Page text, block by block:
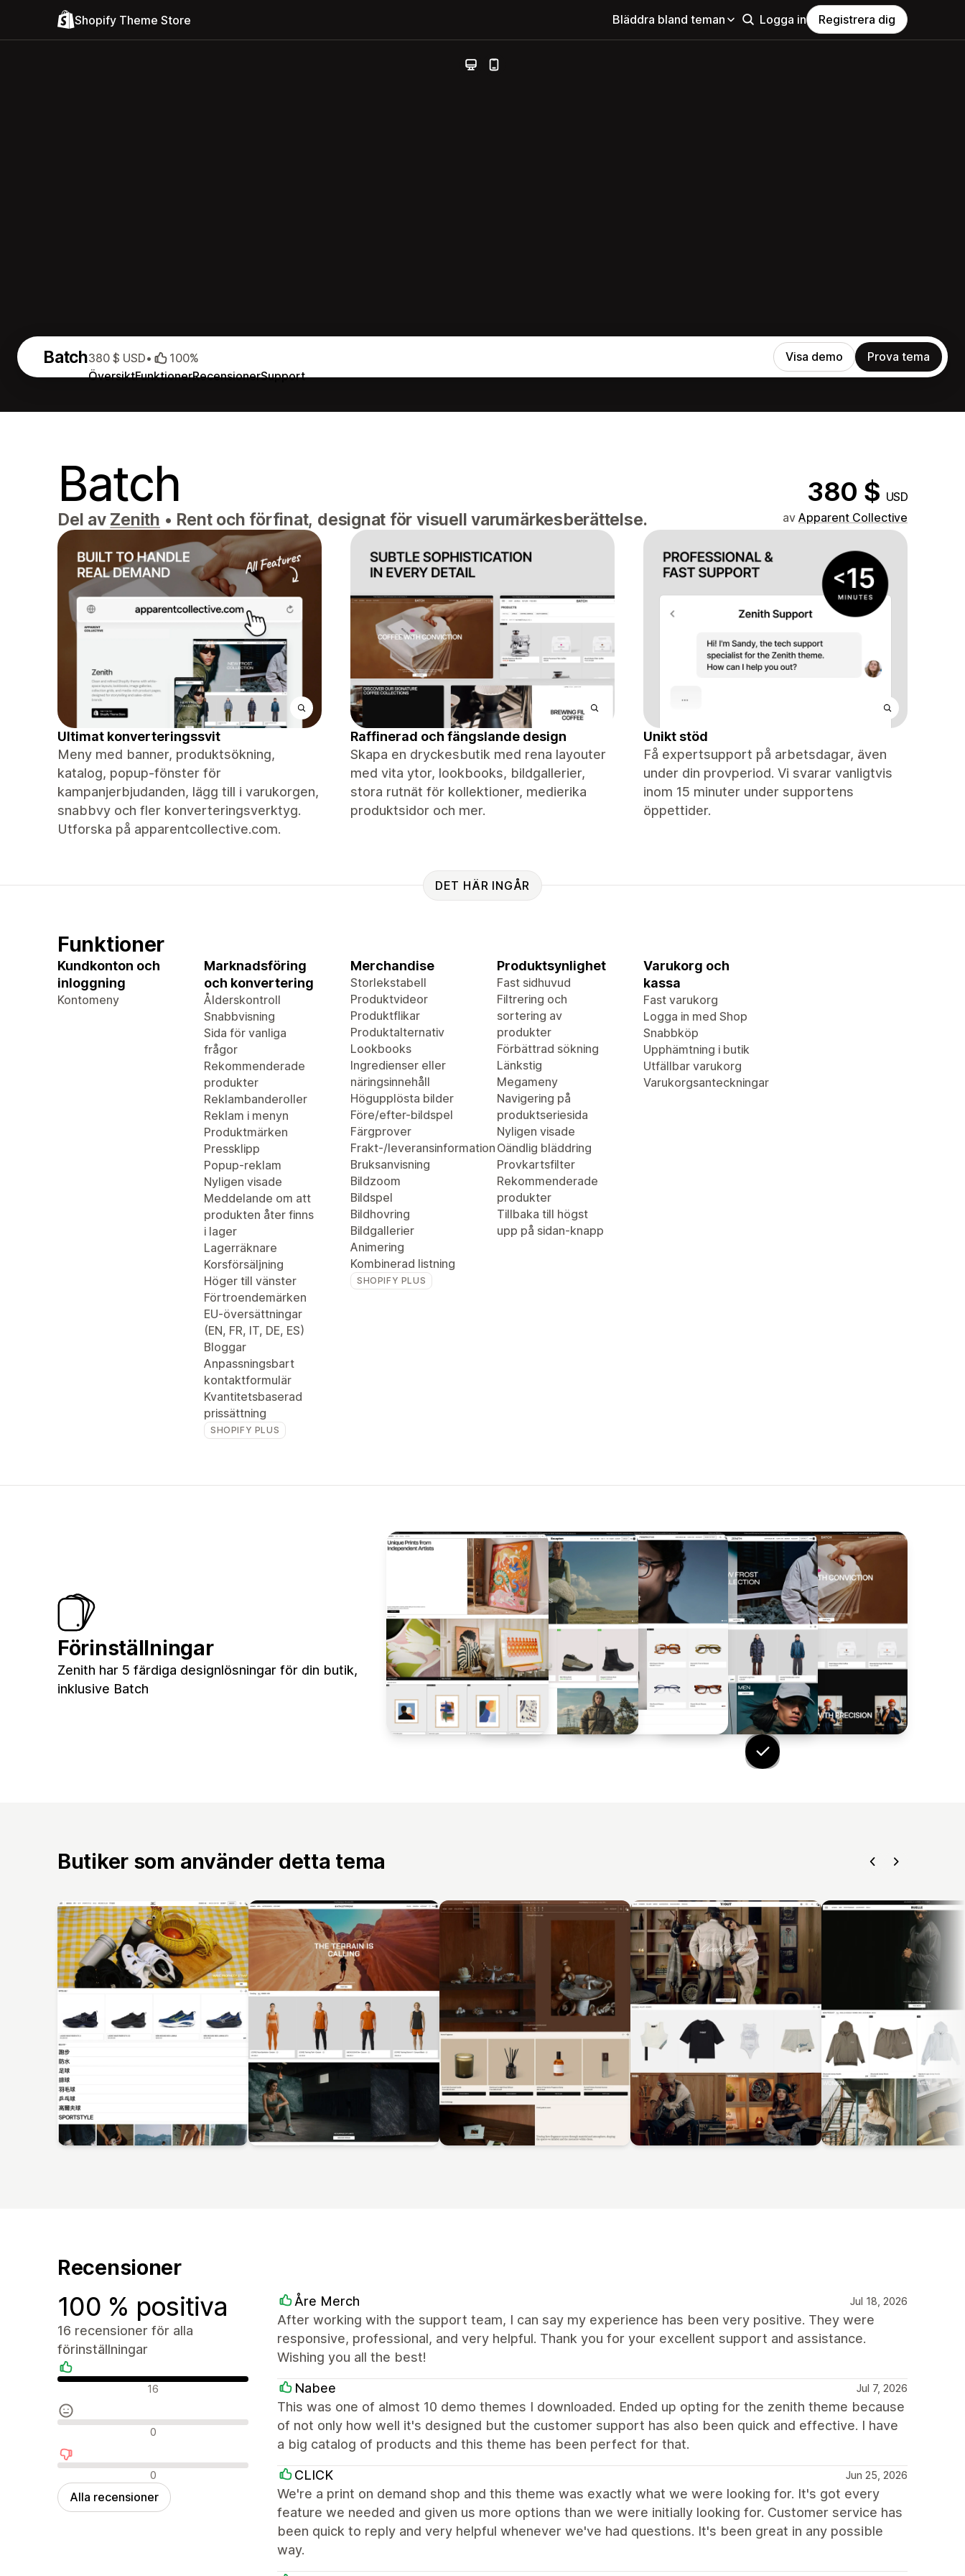
Shopify Theme Store Bläddra bland teman Logga in Registrera dig
Batch
ÖversiktFunktionerRecensionerSupport
380 $ USD• 100% Visa demo Prova tema
Batch 380 $ USD
Del av Zenith • Rent och förfinat, designat för visuell varumärkesberättelse. av Apparent Collective
Ultimat konverteringssvit
Meny med banner, produktsökning,
katalog, popup-fönster för
kampanjerbjudanden, lägg till i varukorgen,
snabbvy och fler konverteringsverktyg.
Utforska på apparentcollective.com.
Raffinerad och fängslande design
Skapa en dryckesbutik med rena layouter
med vita ytor, lookbooks, bildgallerier,
stora rutnät för kollektioner, medierika
produktsidor och mer.
Unikt stöd
Få expertsupport på arbetsdagar, även
under din provperiod. Vi svarar vanligtvis
inom 15 minuter under supportens
öppettider.
DET HÄR INGÅR
Funktioner
Kundkonton och
inloggning
Kontomeny
Marknadsföring
och konvertering
Ålderskontroll
Snabbvisning
Sida för vanliga
frågor
Rekommenderade
produkter
Reklambanderoller
Reklam i menyn
Produktmärken
Pressklipp
Popup-reklam
Nyligen visade
Meddelande om att
produkten åter finns
i lager
Lagerräknare
Korsförsäljning
Höger till vänster
Förtroendemärken
EU-översättningar
(EN, FR, IT, DE, ES)
Bloggar
Anpassningsbart
kontaktformulär
Kvantitetsbaserad
prissättning
SHOPIFY PLUS
Merchandise
Storlekstabell
Produktvideor
Produktflikar
Produktalternativ
Lookbooks
Ingredienser eller
näringsinnehåll
Högupplösta bilder
Före/efter-bildspel
Färgprover
Frakt-/leveransinformation
Bruksanvisning
Bildzoom
Bildspel
Bildhovring
Bildgallerier
Animering
Kombinerad listning
SHOPIFY PLUS
Produktsynlighet
Fast sidhuvud
Filtrering och
sortering av
produkter
Förbättrad sökning
Länkstig
Megameny
Navigering på
produktseriesida
Nyligen visade
Oändlig bläddring
Provkartsfilter
Rekommenderade
produkter
Tillbaka till högst
upp på sidan-knapp
Varukorg och
kassa
Fast varukorg
Logga in med Shop
Snabbköp
Upphämtning i butik
Utfällbar varukorg
Varukorgsanteckningar
Förinställningar
Zenith har 5 färdiga designlösningar för din butik,
inklusive Batch
Butiker som använder detta tema
Recensioner
100 % positiva
16 recensioner för alla
förinställningar
Positiva recensioner
16
Neutrala recensioner
0
Negativa recensioner
0
Alla recensioner
Åre Merch Jul 18, 2026
After working with the support team, I can say my experience has been very positive. They were
responsive, professional, and very helpful. Thank you for your excellent support and assistance.
Wishing you all the best!
Nabee Jul 7, 2026
This was one of almost 10 demo themes I downloaded. Ended up opting for the zenith theme because
of not only how well it's designed but the customer support has also been quick and effective. I have
a big catalog of products and this theme has been perfect for that.
CLICK Jun 25, 2026
We're a print on demand shop and this theme was exactly what we were looking for. It's got every
feature we needed and given us more options than we were initially looking for. Customer service has
been quick to reply and very helpful whenever we've had questions. It's been great in any possible
way.